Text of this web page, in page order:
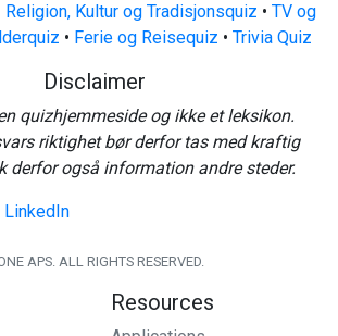
Religion, Kultur og Tradisjonsquiz • TV og
• Ferie og Reisequiz • Trivia Quiz
Disclaimer
quizhjemmeside og ikke et leksikon.
riktighet bør derfor tas med kraftig
derfor også information andre steder.
LinkedIn
APS. ALL RIGHTS RESERVED.
Resources